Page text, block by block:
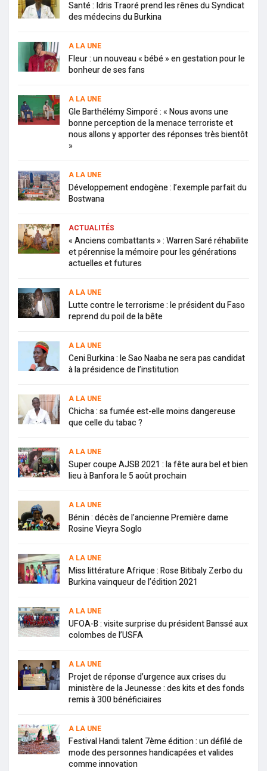
Santé : Idris Traoré prend les rênes du Syndicat
des médecins du Burkina
A LA UNE
Fleur : un nouveau « bébé » en gestation pour le
bonheur de ses fans
A LA UNE
Gle Barthélémy Simporé : « Nous avons une
bonne perception de la menace terroriste et
nous allons y apporter des réponses très bientôt
»
A LA UNE
Développement endogène : l’exemple parfait du
Bostwana
ACTUALITÉS
« Anciens combattants » : Warren Saré réhabilite
et pérennise la mémoire pour les générations
actuelles et futures
A LA UNE
Lutte contre le terrorisme : le président du Faso
reprend du poil de la bête
A LA UNE
Ceni Burkina : le Sao Naaba ne sera pas candidat
à la présidence de l’institution
A LA UNE
Chicha : sa fumée est-elle moins dangereuse
que celle du tabac ?
A LA UNE
Super coupe AJSB 2021 : la fête aura bel et bien
lieu à Banfora le 5 août prochain
A LA UNE
Bénin : décès de l’ancienne Première dame
Rosine Vieyra Soglo
A LA UNE
Miss littérature Afrique : Rose Bitibaly Zerbo du
Burkina vainqueur de l’édition 2021
A LA UNE
UFOA-B : visite surprise du président Banssé aux
colombes de l’USFA
A LA UNE
Projet de réponse d’urgence aux crises du
ministère de la Jeunesse : des kits et des fonds
remis à 300 bénéficiaires
A LA UNE
Festival Handi talent 7ème édition : un défilé de
mode des personnes handicapées et valides
comme innovation